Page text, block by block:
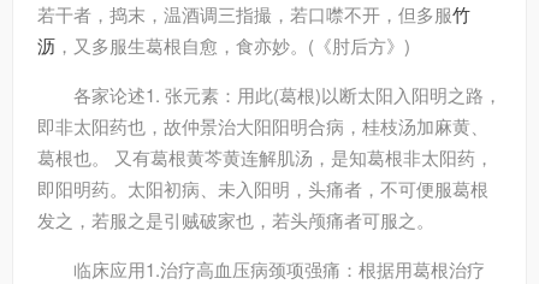
若干者，捣末，温酒调三指撮，若口噤不开，但多服竹
沥 ，又多服生葛根自愈，食亦妙。(《肘后方》)
各家论述1. 张元素：用此(葛根)以断太阳入阳明之路，
即非太阳药也，故仲景治大阳阳明合病，桂枝汤加麻黄、
葛根也。 又有葛根黄芩黄连解肌汤，是知葛根非太阳药，
即阳明药。太阳初病、未入阳明，头痛者，不可便服葛根
发之，若服之是引贼破家也，若头颅痛者可服之。
临床应用1.治疗高血压病颈项强痛：根据用葛根治疗